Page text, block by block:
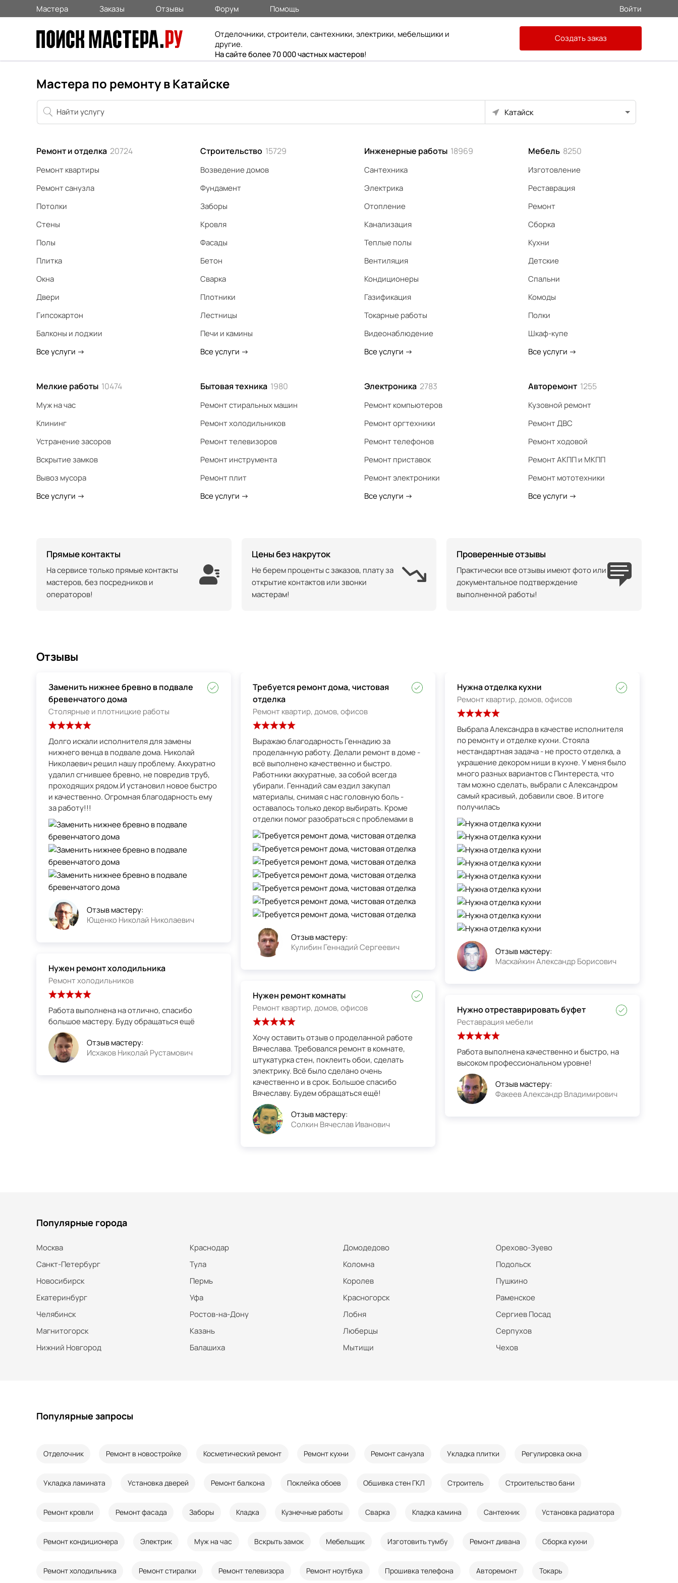
Мастера Заказы Отзывы Форум Помощь Войти
Отделочники, строители, сантехники, электрики, мебельщики и
другие.
На сайте более 70 000 частных мастеров!
Создать заказ
Мастера по ремонту в Катайске
Катайск
Ремонт и отделка 20724
Ремонт квартиры
Ремонт санузла
Потолки
Стены
Полы
Плитка
Окна
Двери
Гипсокартон
Балконы и лоджии
Все услуги ->
Строительство 15729
Возведение домов
Фундамент
Заборы
Кровля
Фасады
Бетон
Сварка
Плотники
Лестницы
Печи и камины
Все услуги ->
Инженерные работы 18969
Сантехника
Электрика
Отопление
Канализация
Теплые полы
Вентиляция
Кондиционеры
Газификация
Токарные работы
Видеонаблюдение
Все услуги ->
Мебель 8250
Изготовление
Реставрация
Ремонт
Сборка
Кухни
Детские
Спальни
Комоды
Полки
Шкаф-купе
Все услуги ->
Мелкие работы 10474
Муж на час
Клининг
Устранение засоров
Вскрытие замков
Вывоз мусора
Все услуги ->
Бытовая техника 1980
Ремонт стиральных машин
Ремонт холодильников
Ремонт телевизоров
Ремонт инструмента
Ремонт плит
Все услуги ->
Электроника 2783
Ремонт компьютеров
Ремонт оргтехники
Ремонт телефонов
Ремонт приставок
Ремонт электроники
Все услуги ->
Авторемонт 1255
Кузовной ремонт
Ремонт ДВС
Ремонт ходовой
Ремонт АКПП и МКПП
Ремонт мототехники
Все услуги ->
Прямые контакты
На сервисе только прямые контакты
мастеров, без посредников и
операторов!
Цены без накруток
Не берем проценты с заказов, плату за
открытие контактов или звонки
мастерам!
Проверенные отзывы
Практически все отзывы имеют фото или
документальное подтверждение
выполненной работы!
Отзывы
Заменить нижнее бревно в подвале
бревенчатого дома
Столярные и плотницкие работы
Долго искали исполнителя для замены
нижнего венца в подвале дома. Николай
Николаевич решил нашу проблему. Аккуратно
удалил сгнившее бревно, не повредив труб,
проходящих рядом.И установил новое быстро
и качественно. Огромная благодарность ему
за работу!!!
Отзыв мастеру:
Ющенко Николай Николаевич
Нужен ремонт холодильника
Ремонт холодильников
Работа выполнена на отлично, спасибо
большое мастеру. Буду обращаться ещё
Отзыв мастеру:
Исхаков Николай Рустамович
Требуется ремонт дома, чистовая
отделка
Ремонт квартир, домов, офисов
Выражаю благодарность Геннадию за
проделанную работу. Делали ремонт в доме -
всё выполнено качественно и быстро.
Работники аккуратные, за собой всегда
убирали. Геннадий сам ездил закупал
материалы, снимая с нас головную боль -
оставалось только декор выбирать. Кроме
отделки помог разобраться с проблемами в
Отзыв мастеру:
Кулибин Геннадий Сергеевич
Нужен ремонт комнаты
Ремонт квартир, домов, офисов
Хочу оставить отзыв о проделанной работе
Вячеслава. Требовался ремонт в комнате,
штукатурка стен, поклеить обои, сделать
электрику. Всё было сделано очень
качественно и в срок. Большое спасибо
Вячеславу. Будем обращаться ещё!
Отзыв мастеру:
Солкин Вячеслав Иванович
Нужна отделка кухни
Ремонт квартир, домов, офисов
Выбрала Александра в качестве исполнителя
по ремонту и отделке кухни. Стояла
нестандартная задача - не просто отделка, а
украшение декором ниши в кухне. У меня было
много разных вариантов с Пинтереста, что
там можно сделать, выбрали с Александром
самый красивый, добавили свое. В итоге
получилась
Отзыв мастеру:
Маскайкин Александр Борисович
Нужно отреставрировать буфет
Реставрация мебели
Работа выполнена качественно и быстро, на
высоком профессиональном уровне!
Отзыв мастеру:
Факеев Александр Владимирович
Популярные города
Москва
Санкт-Петербург
Новосибирск
Екатеринбург
Челябинск
Магнитогорск
Нижний Новгород
Краснодар
Тула
Пермь
Уфа
Ростов-на-Дону
Казань
Балашиха
Домодедово
Коломна
Королев
Красногорск
Лобня
Люберцы
Мытищи
Орехово-Зуево
Подольск
Пушкино
Раменское
Сергиев Посад
Серпухов
Чехов
Популярные запросы
Отделочник Ремонт в новостройке Косметический ремонт Ремонт кухни Ремонт санузла Укладка плитки Регулировка окна
Укладка ламината Установка дверей Ремонт балкона Поклейка обоев Обшивка стен ГКЛ Строитель Строительство бани
Ремонт кровли Ремонт фасада Заборы Кладка Кузнечные работы Сварка Кладка камина Сантехник Установка радиатора
Ремонт кондиционера Электрик Муж на час Вскрыть замок Мебельщик Изготовить тумбу Ремонт дивана Сборка кухни
Ремонт холодильника Ремонт стиралки Ремонт телевизора Ремонт ноутбука Прошивка телефона Авторемонт Токарь